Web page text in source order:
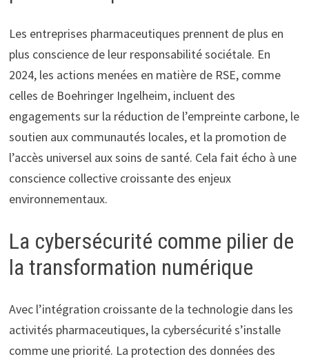
Les entreprises pharmaceutiques prennent de plus en
plus conscience de leur responsabilité sociétale. En
2024, les actions menées en matière de RSE, comme
celles de Boehringer Ingelheim, incluent des
engagements sur la réduction de l’empreinte carbone, le
soutien aux communautés locales, et la promotion de
l’accès universel aux soins de santé. Cela fait écho à une
conscience collective croissante des enjeux
environnementaux.
La cybersécurité comme pilier de
la transformation numérique
Avec l’intégration croissante de la technologie dans les
activités pharmaceutiques, la cybersécurité s’installe
comme une priorité. La protection des données des